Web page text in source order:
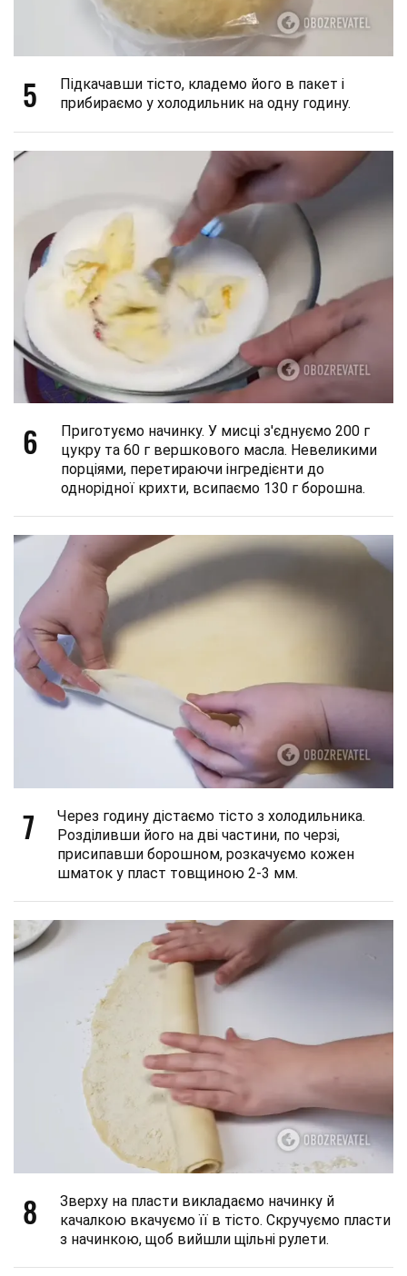
5
Підкачавши тісто, кладемо його в пакет і
прибираємо у холодильник на одну годину.
6
Приготуємо начинку. У мисці з'єднуємо 200 г
цукру та 60 г вершкового масла. Невеликими
порціями, перетираючи інгредієнти до
однорідної крихти, всипаємо 130 г борошна.
7
Через годину дістаємо тісто з холодильника.
Розділивши його на дві частини, по черзі,
присипавши борошном, розкачуємо кожен
шматок у пласт товщиною 2-3 мм.
8
Зверху на пласти викладаємо начинку й
качалкою вкачуємо її в тісто. Скручуємо пласти
з начинкою, щоб вийшли щільні рулети.